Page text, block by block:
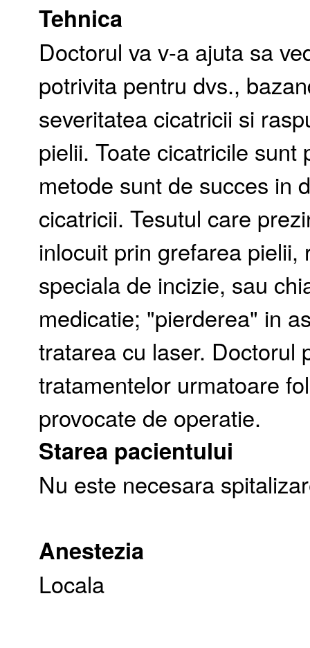
Tehnica
Doctorul va v-a ajuta sa
potrivita pentru dvs.,
severitatea cicatricii si
pielii. Toate cicatricile
metode sunt de succes in
cicatricii. Tesutul care
inlocuit prin grefarea
speciala de incizie, sau
medicatie; "pierderea" in
tratarea cu laser. Doctorul
tratamentelor urmatoare
provocate de operatie.
Starea pacientului
Nu este necesara
Anestezia
Locala